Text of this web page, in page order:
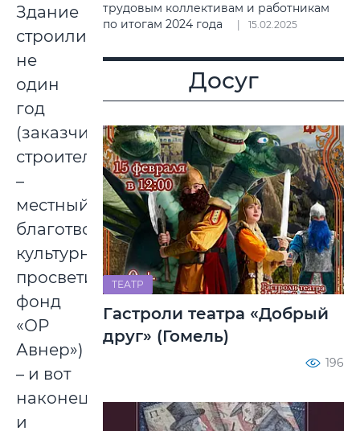
Здание
строили
не
один
год
(заказчик
строительства
–
местный
благотворительный
культурно-
просветительный
фонд
«ОР
Авнер»)
– и вот
наконец
и
трудовым коллективам и работникам
по итогам 2024 года
15.02.2025
Досуг
ТЕАТР
Гастроли театра «Добрый
друг» (Гомель)
196